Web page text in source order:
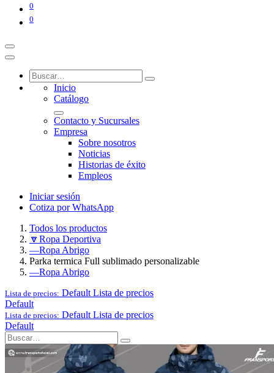
0
0
Inicio
Catálogo
Contacto y Sucursales
Empresa
Sobre nosotros
Noticias
Historias de éxito
Empleos
Iniciar sesión
Cotiza por WhatsApp
Todos los productos
🔽Ropa Deportiva
—Ropa Abrigo
Parka termica Full sublimado personalizable
—Ropa Abrigo
Lista de precios: Default Lista de precios
Default
Lista de precios: Default Lista de precios
Default